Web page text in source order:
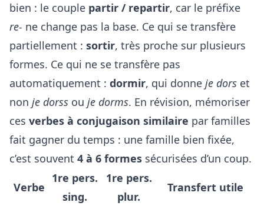
bien : le couple partir / repartir, car le préfixe
re- ne change pas la base. Ce qui se transfère
partiellement : sortir, très proche sur plusieurs
formes. Ce qui ne se transfère pas
automatiquement : dormir, qui donne je dors et
non je dorss ou je dorms. En révision, mémoriser
ces verbes à conjugaison similaire par familles
fait gagner du temps : une famille bien fixée,
c’est souvent 4 à 6 formes sécurisées d’un coup.
Verbe
1re pers.
sing.
1re pers.
plur.
Transfert utile